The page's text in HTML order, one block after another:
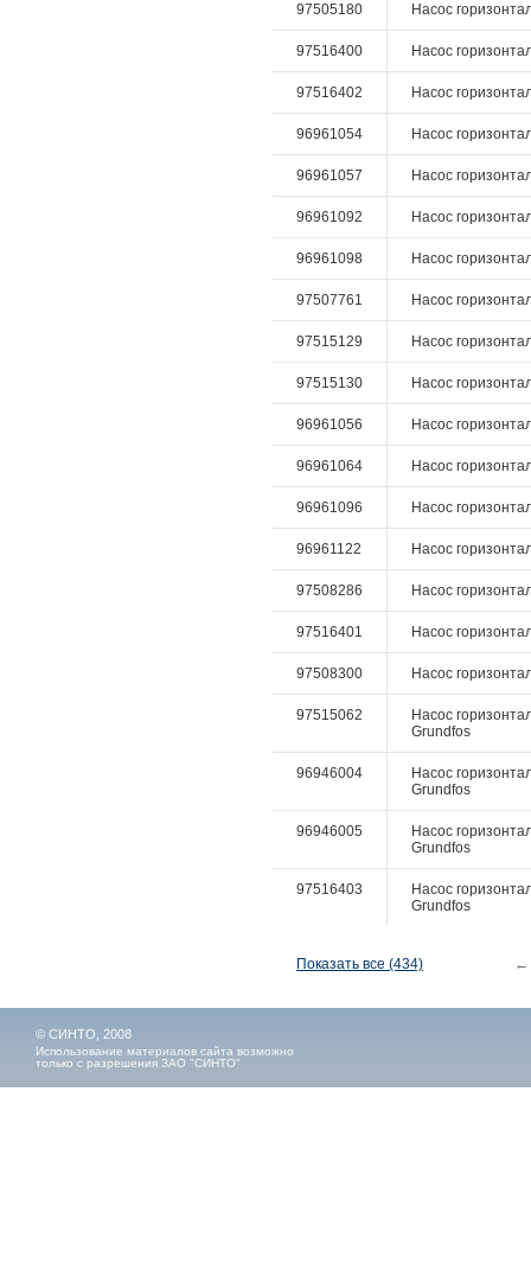
97505180 Насос
97516400 Насос
97516402 Насос
96961054 Насос
96961057 Насос
96961092 Насос
96961098 Насос
97507761 Насос
97515129 Насос
97515130 Насос
96961056 Насос
96961064 Насос
96961096 Насос
96961122 Насос
97508286 Насос
97516401 Насос
97508300 Насос
97515062
Насос
Grundfos
96946004
Насос
Grundfos
96946005
Насос
Grundfos
97516403
Насос
Grundfos
Показать все (434) ←
© СИНТО, 2008
Использование материалов сайта возможно
только с разрешения ЗАО "СИНТО"